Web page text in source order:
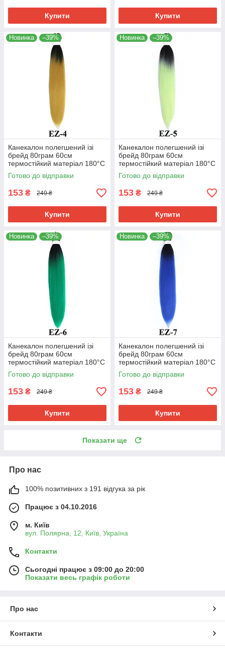
Купити Купити
Новинка –39%
Канекалон полегшений ізі
брейд 80грам 60см
термостійкий матеріал 180°C
EZ-4 хвіст омбре Easy Braid
Готово до відправки
153 ₴ 249 ₴
Купити
Новинка –39%
Канекалон полегшений ізі
брейд 80грам 60см
термостійкий матеріал 180°C
EZ-5 хвіст омбре Easy Braid
Готово до відправки
153 ₴ 249 ₴
Купити
Новинка –39%
Канекалон полегшений ізі
брейд 80грам 60см
термостійкий матеріал 180°C
EZ-6 хвіст омбре Easy Braid
Готово до відправки
153 ₴ 249 ₴
Купити
Новинка –39%
Канекалон полегшений ізі
брейд 80грам 60см
термостійкий матеріал 180°C
EZ-7 хвіст омбре Easy Braid
Готово до відправки
153 ₴ 249 ₴
Купити
Показати ще
Про нас
100% позитивних з 191 відгука за рік
Працює з 04.10.2016
м. Київ
вул. Полярна, 12, Київ, Україна
Контакти
Сьогодні працює з 09:00 до 20:00
Показати весь графік роботи
Про нас
Контакти